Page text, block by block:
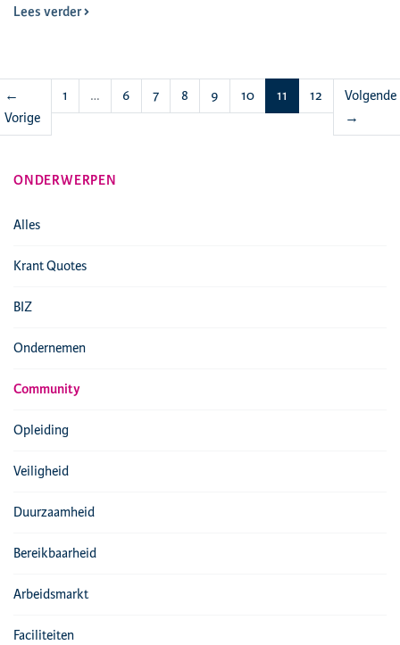
Lees verder
←
Vorige
1 … 6 7 8 9 10 11 (huidige)
12
Volgende
→
ONDERWERPEN
Alles
Krant Quotes
BIZ
Ondernemen
Community
Opleiding
Veiligheid
Duurzaamheid
Bereikbaarheid
Arbeidsmarkt
Faciliteiten